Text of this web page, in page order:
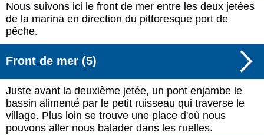
Nous suivons ici le front de mer entre les deux jetées
de la marina en direction du pittoresque port de
pêche.
Front de mer (5)
Juste avant la deuxième jetée, un pont enjambe le
bassin alimenté par le petit ruisseau qui traverse le
village. Plus loin se trouve une place d'où nous
pouvons aller nous balader dans les ruelles.